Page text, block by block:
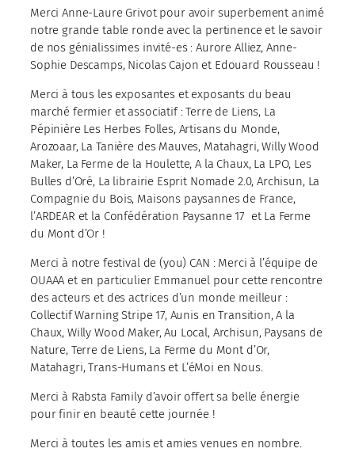
Merci Anne-Laure Grivot pour avoir superbement animé
notre grande table ronde avec la pertinence et le savoir
de nos génialissimes invité-es : Aurore Alliez, Anne-
Sophie Descamps, Nicolas Cajon et Edouard Rousseau !
Merci à tous les exposantes et exposants du beau
marché fermier et associatif : Terre de Liens, La
Pépinière Les Herbes Folles, Artisans du Monde,
Arozoaar, La Tanière des Mauves, Matahagri, Willy Wood
Maker, La Ferme de la Houlette, A la Chaux, La LPO, Les
Bulles d’Oré, La librairie Esprit Nomade 2.0, Archisun, La
Compagnie du Bois, Maisons paysannes de France,
l’ARDEAR et la Confédération Paysanne 17 et La Ferme
du Mont d’Or !
Merci à notre festival de (you) CAN : Merci à l’équipe de
OUAAA et en particulier Emmanuel pour cette rencontre
des acteurs et des actrices d’un monde meilleur :
Collectif Warning Stripe 17, Aunis en Transition, A la
Chaux, Willy Wood Maker, Au Local, Archisun, Paysans de
Nature, Terre de Liens, La Ferme du Mont d’Or,
Matahagri, Trans-Humans et L’éMoi en Nous.
Merci à Rabsta Family d’avoir offert sa belle énergie
pour finir en beauté cette journée !
Merci à toutes les amis et amies venues en nombre.